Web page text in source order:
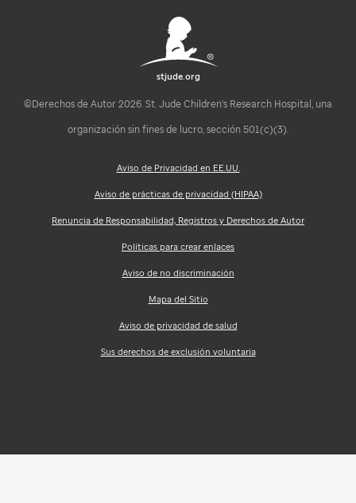
stjude.org
©Derechos de Autor 2026. St. Jude Children's Research Hospital, una
organización sin fines de lucro, sección 501(c)(3).
Aviso de Privacidad en EE.UU.
Aviso de prácticas de privacidad (HIPAA)
Renuncia de Responsabilidad, Registros y Derechos de Autor
Políticas para crear enlaces
Aviso de no discriminación
Mapa del Sitio
Aviso de privacidad de salud
Sus derechos de exclusión voluntaria